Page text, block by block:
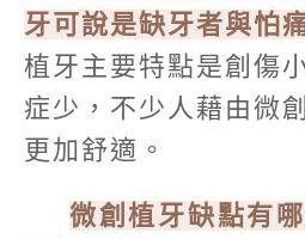
牙可說是缺牙者與怕
植牙主要特點是創傷
症少，不少人藉由微
更加舒適。
微創植牙缺點有